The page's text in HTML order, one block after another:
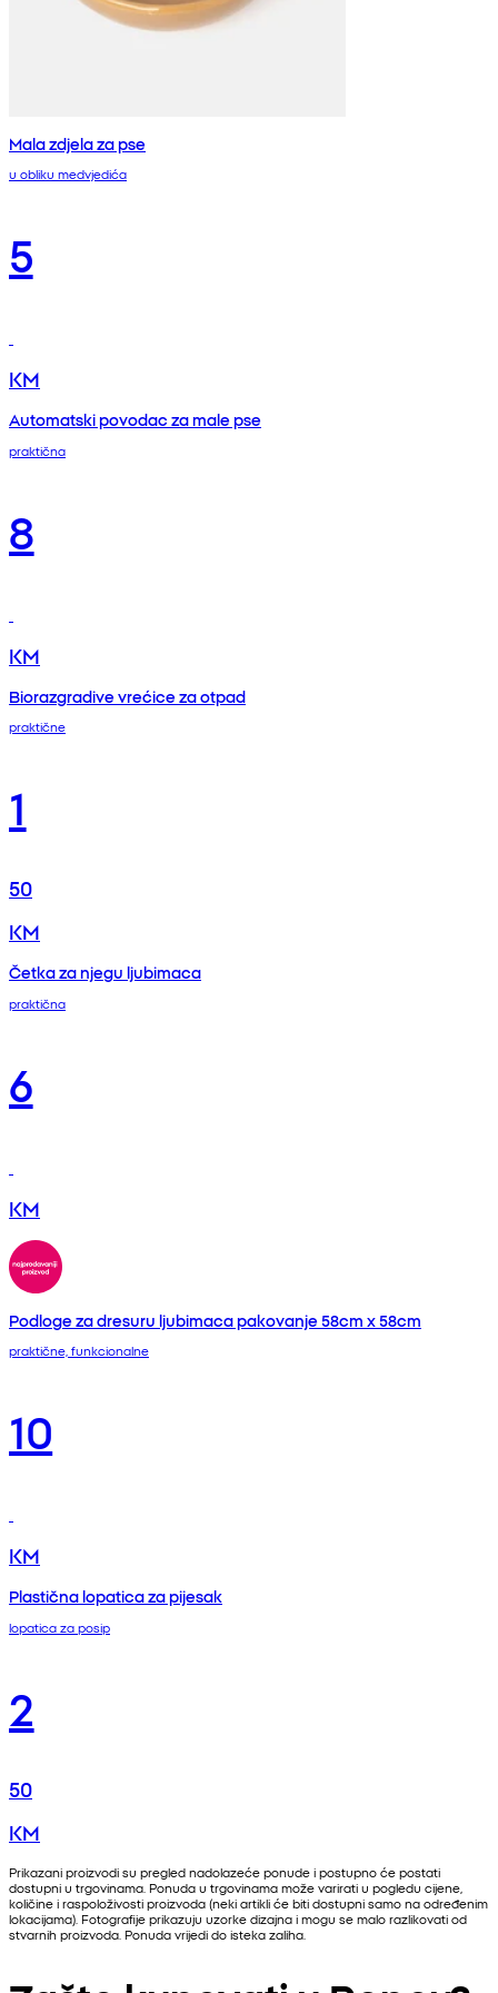
Mala zdjela za pse
u obliku medvjedića
5
KM
Automatski povodac za male pse
praktična
8
KM
Biorazgradive vrećice za otpad
praktične
1
50
KM
Četka za njegu ljubimaca
praktična
6
KM
Podloge za dresuru ljubimaca pakovanje 58cm x 58cm
praktične, funkcionalne
10
KM
Plastična lopatica za pijesak
lopatica za posip
2
50
KM
Prikazani proizvodi su pregled nadolazeće ponude i postupno će postati
dostupni u trgovinama. Ponuda u trgovinama može varirati u pogledu cijene,
količine i raspoloživosti proizvoda (neki artikli će biti dostupni samo na određenim
lokacijama). Fotografije prikazuju uzorke dizajna i mogu se malo razlikovati od
stvarnih proizvoda. Ponuda vrijedi do isteka zaliha.